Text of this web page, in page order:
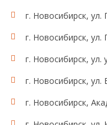
г. Новосибирск,
г. Новосибирск,
г. Новосибирск, ул.
г. Новосибирск, ул.
г. Новосибирск,